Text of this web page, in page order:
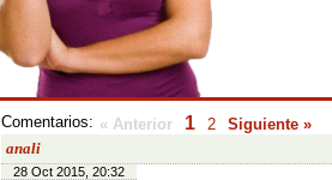
Comentarios: « Anterior 1 2
Siguiente »
anali
28 Oct 2015, 20:32